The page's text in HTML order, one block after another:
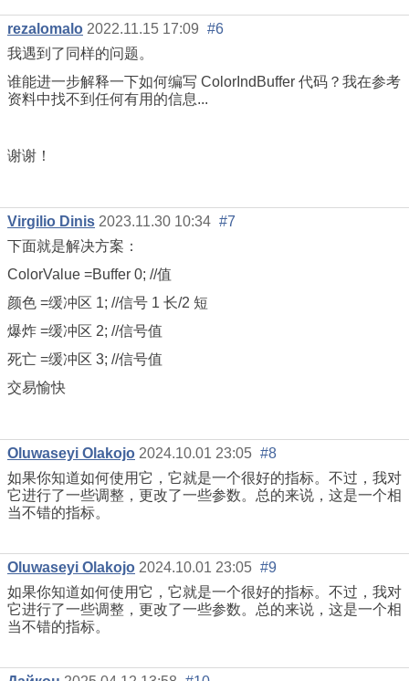
rezalomalo 2022.11.15 17:09 #6
我遇到了同样的问题。
谁能进一步解释一下如何编写 ColorIndBuffer 代码？我在参考
资料中找不到任何有用的信息...
谢谢！
Virgilio Dinis 2023.11.30 10:34 #7
下面就是解决方案：
ColorValue =Buffer 0; //值
颜色 =缓冲区 1; //信号 1 长/2 短
爆炸 =缓冲区 2; //信号值
死亡 =缓冲区 3; //信号值
交易愉快
Oluwaseyi Olakojo 2024.10.01 23:05 #8
如果你知道如何使用它，它就是一个很好的指标。不过，我对
它进行了一些调整，更改了一些参数。总的来说，这是一个相
当不错的指标。
Oluwaseyi Olakojo 2024.10.01 23:05 #9
如果你知道如何使用它，它就是一个很好的指标。不过，我对
它进行了一些调整，更改了一些参数。总的来说，这是一个相
当不错的指标。